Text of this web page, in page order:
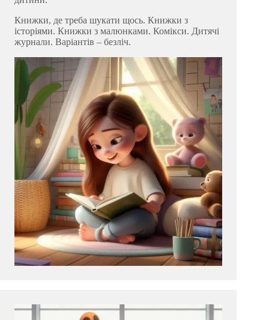
Книжки, де треба шукати щось. Книжки з
історіями. Книжки з малюнками. Комікси. Дитячі
журнали. Варіантів – безліч.